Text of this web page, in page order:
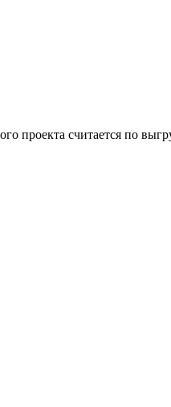
проекта считается по